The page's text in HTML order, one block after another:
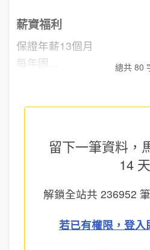
薪資福利
保證年薪13個月
每年固...
總共 80
留下一筆資料，
14 天
解鎖全站共 236952
若已有權限，登入